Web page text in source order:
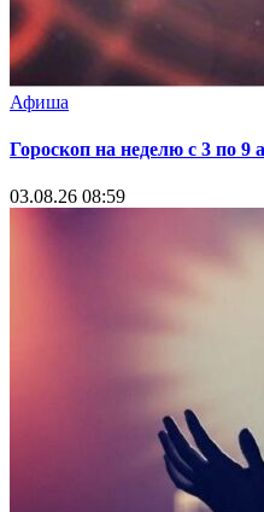
Афиша
Гороскоп на неделю с 3 по 9
03.08.26 08:59